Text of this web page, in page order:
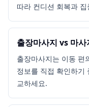
따라 컨디션 회복과
출장마사지 vs 마사
출장마사지는 이동 편
정보를 직접 확인하기
교하세요.